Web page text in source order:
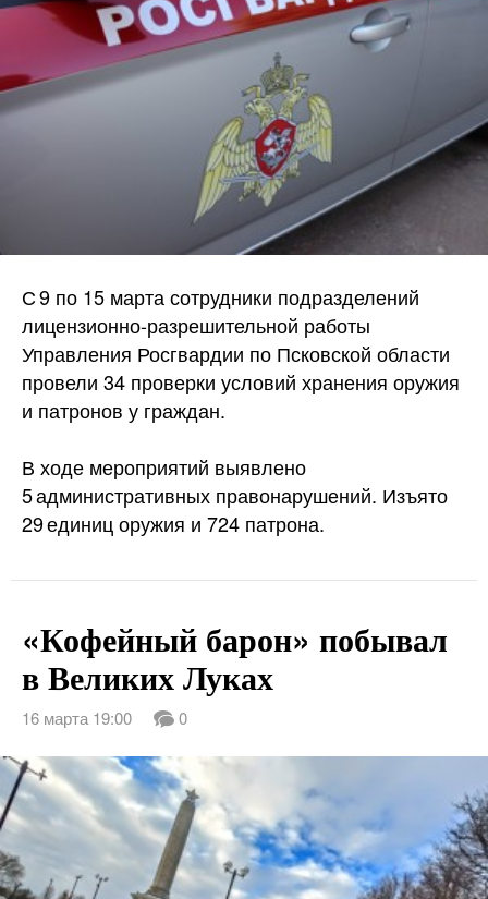
С 9 по 15 марта сотрудники подразделений
лицензионно‑разрешительной работы
Управления Росгвардии по Псковской области
провели 34 проверки условий хранения оружия
и патронов у граждан.
В ходе мероприятий выявлено
5 административных правонарушений. Изъято
29 единиц оружия и 724 патрона.
«Кофейный барон» побывал
в Великих Луках
16 марта 19:00 0